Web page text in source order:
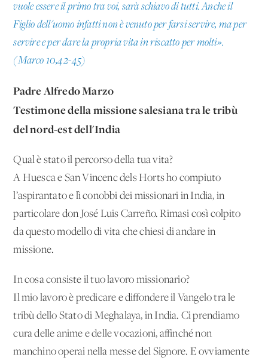
vuole essere il primo tra voi, sarà schiavo di tutti. Anche il
Figlio dell'uomo infatti non è venuto per farsi servire, ma per
servire e per dare la propria vita in riscatto per molti».
(Marco 10,42-45)
Padre Alfredo Marzo
Testimone della missione salesiana tra le tribù
del nord-est dell'India
Qual è stato il percorso della tua vita?
A Huesca e San Vincenc dels Horts ho compiuto
l’aspirantato e lì conobbi dei missionari in India, in
particolare don José Luis Carreño. Rimasi così colpito
da questo modello di vita che chiesi di andare in
missione.
In cosa consiste il tuo lavoro missionario?
Il mio lavoro è predicare e diffondere il Vangelo tra le
tribù dello Stato di Meghalaya, in India. Ci prendiamo
cura delle anime e delle vocazioni, affinché non
manchino operai nella messe del Signore. E ovviamente